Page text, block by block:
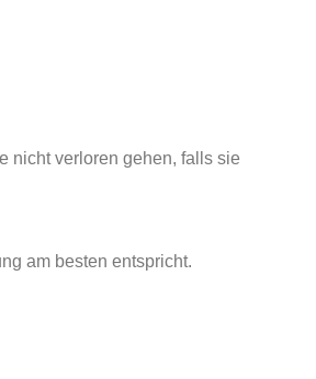
nicht verloren gehen, falls sie
am besten entspricht.